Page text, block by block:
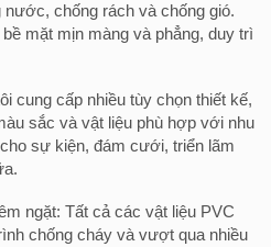
chống rách và chống gió.
mặt mịn màng và phẳng, duy trì
cung cấp nhiều tùy chọn thiết kế,
sắc và vật liệu phù hợp với nhu
sự kiện, đám cưới, triển lãm
ngặt: Tất cả các vật liệu PVC
chống cháy và vượt qua nhiều